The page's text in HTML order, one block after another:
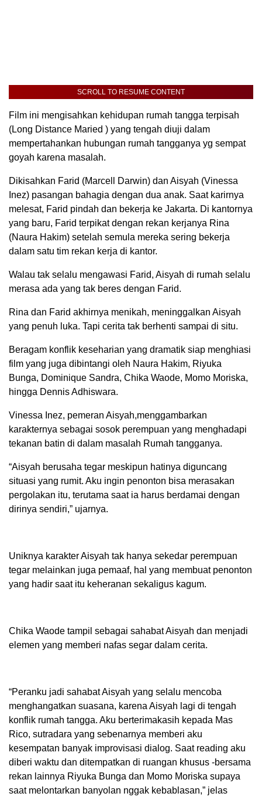
SCROLL TO RESUME CONTENT
Film ini mengisahkan kehidupan rumah tangga terpisah
(Long Distance Maried ) yang tengah diuji dalam
mempertahankan hubungan rumah tangganya yg sempat
goyah karena masalah.
Dikisahkan Farid (Marcell Darwin) dan Aisyah (Vinessa
Inez) pasangan bahagia dengan dua anak. Saat karirnya
melesat, Farid pindah dan bekerja ke Jakarta. Di kantornya
yang baru, Farid terpikat dengan rekan kerjanya Rina
(Naura Hakim) setelah semula mereka sering bekerja
dalam satu tim rekan kerja di kantor.
Walau tak selalu mengawasi Farid, Aisyah di rumah selalu
merasa ada yang tak beres dengan Farid.
Rina dan Farid akhirnya menikah, meninggalkan Aisyah
yang penuh luka. Tapi cerita tak berhenti sampai di situ.
Beragam konflik keseharian yang dramatik siap menghiasi
film yang juga dibintangi oleh Naura Hakim, Riyuka
Bunga, Dominique Sandra, Chika Waode, Momo Moriska,
hingga Dennis Adhiswara.
Vinessa Inez, pemeran Aisyah,menggambarkan
karakternya sebagai sosok perempuan yang menghadapi
tekanan batin di dalam masalah Rumah tangganya.
“Aisyah berusaha tegar meskipun hatinya diguncang
situasi yang rumit. Aku ingin penonton bisa merasakan
pergolakan itu, terutama saat ia harus berdamai dengan
dirinya sendiri,” ujarnya.
Uniknya karakter Aisyah tak hanya sekedar perempuan
tegar melainkan juga pemaaf, hal yang membuat penonton
yang hadir saat itu keheranan sekaligus kagum.
Chika Waode tampil sebagai sahabat Aisyah dan menjadi
elemen yang memberi nafas segar dalam cerita.
“Peranku jadi sahabat Aisyah yang selalu mencoba
menghangatkan suasana, karena Aisyah lagi di tengah
konflik rumah tangga. Aku berterimakasih kepada Mas
Rico, sutradara yang sebenarnya memberi aku
kesempatan banyak improvisasi dialog. Saat reading aku
diberi waktu dan ditempatkan di ruangan khusus -bersama
rekan lainnya Riyuka Bunga dan Momo Moriska supaya
saat melontarkan banyolan nggak kebablasan,” jelas